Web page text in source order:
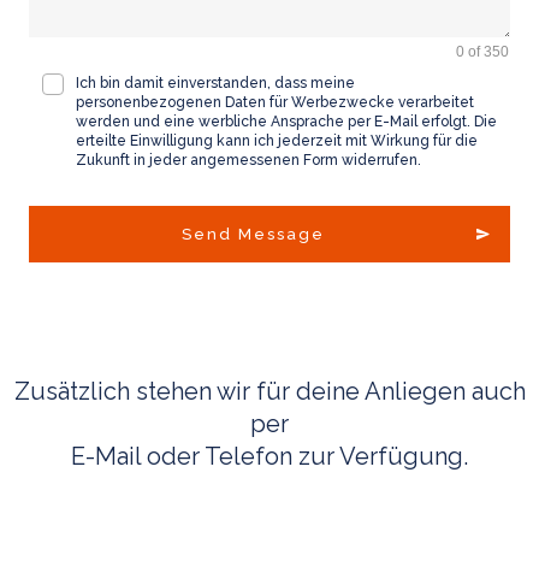
0 of 350
Ich bin damit einverstanden, dass meine
personenbezogenen Daten für Werbezwecke verarbeitet
werden und eine werbliche Ansprache per E-Mail erfolgt. Die
erteilte Einwilligung kann ich jederzeit mit Wirkung für die
Zukunft in jeder angemessenen Form widerrufen.
Send Message
Zusätzlich stehen wir für deine Anliegen auch
per
E-Mail oder Telefon zur Verfügung.